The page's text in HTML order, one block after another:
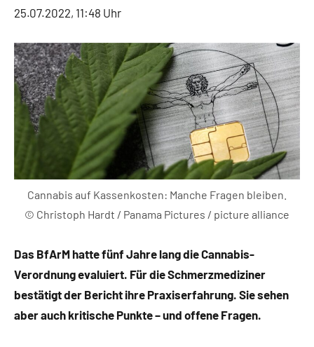
25.07.2022, 11:48 Uhr
Cannabis auf Kassenkosten: Manche Fragen bleiben.
© Christoph Hardt / Panama Pictures / picture alliance
Das BfArM hatte fünf Jahre lang die Cannabis-
Verordnung evaluiert. Für die Schmerzmediziner
bestätigt der Bericht ihre Praxiserfahrung. Sie sehen
aber auch kritische Punkte – und offene Fragen.